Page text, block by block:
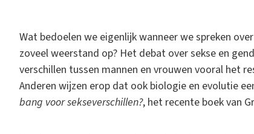
Wat bedoelen we eigenlijk wanneer we spreken
zoveel weerstand op? Het debat over sekse en
verschillen tussen mannen en vrouwen vooral het
Anderen wijzen erop dat ook biologie en evolutie
bang voor sekseverschillen?, het recente boek van